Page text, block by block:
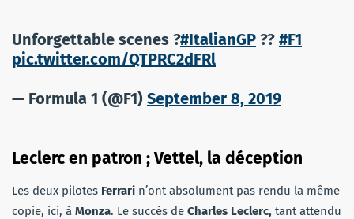
Unforgettable scenes ?#ItalianGP ?? #F1
pic.twitter.com/QTPRC2dFRl
— Formula 1 (@F1) September 8, 2019
Leclerc en patron ; Vettel, la déception
Les deux pilotes Ferrari n’ont absolument pas rendu la même
copie, ici, à Monza. Le succès de Charles Leclerc, tant attendu